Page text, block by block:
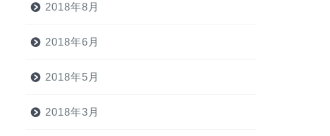
2018年8月
2018年6月
2018年5月
2018年3月